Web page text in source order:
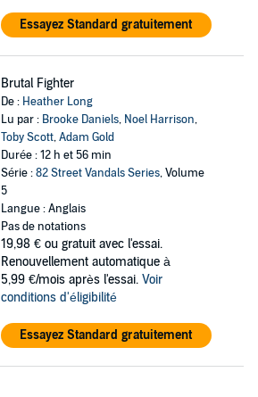
Essayez Standard gratuitement
Brutal Fighter
De : Heather Long
Lu par : Brooke Daniels, Noel Harrison,
Toby Scott,Adam Gold
Durée : 12 h et 56 min
Série :82 Street Vandals Series, Volume
5
Langue : Anglais
Pas de notations
19,98 € ou gratuit avec l'essai.
Renouvellement automatique à
5,99 €/mois après l'essai. Voir
conditions d'éligibilité
Essayez Standard gratuitement